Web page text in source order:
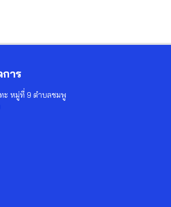
าร
ทะ หมู่ที่ 9 ตำบลชมพู